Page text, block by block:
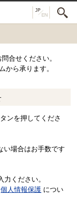
合せください。
から承ります。
ンを押してくださ
い場合はお手数です
ください。
個人情報保護 につい